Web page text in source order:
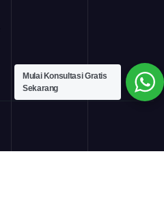
Mulai Konsultasi Gratis
Sekarang